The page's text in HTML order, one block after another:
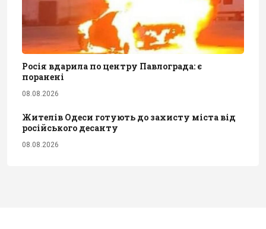
Росія вдарила по центру Павлограда: є
поранені
08.08.2026
Жителів Одеси готують до захисту міста від
російського десанту
08.08.2026